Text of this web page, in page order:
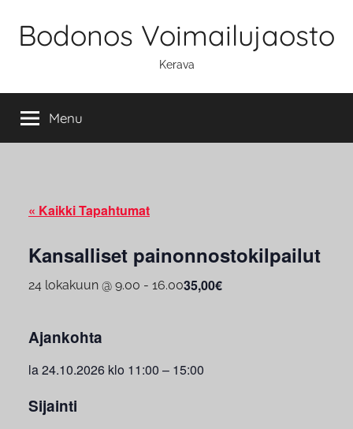
Bodonos Voimailujaosto
Kerava
Menu
« Kaikki Tapahtumat
Kansalliset painonnostokilpailut
24 lokakuun @ 9.00 - 16.0035,00€
Ajankohta
la 24.10.2026 klo 11:00 – 15:00
Sijainti